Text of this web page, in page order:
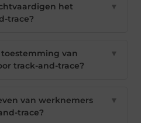
het
trace?
▼
van
track-and-trace?
▼
van werknemers
trace?
▼